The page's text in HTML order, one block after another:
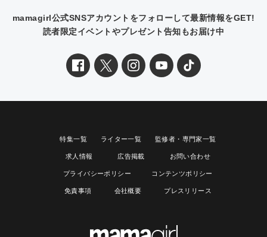
mamagirl公式SNSアカウントをフォローして最新情報をGET!
読者限定イベントやプレゼント告知もお届け中
特集一覧 ライター一覧 監修者・専門家一覧
求人情報 広告掲載 お問い合わせ
プライバシーポリシー コンテンツポリシー
免責事項 会社概要 プレスリリース